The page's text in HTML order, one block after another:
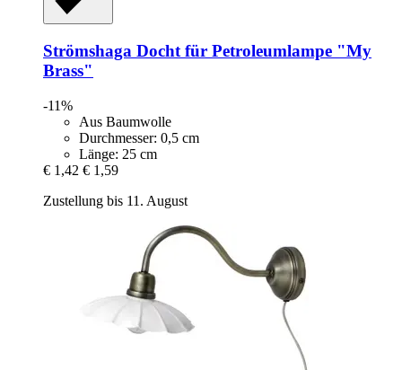
Strömshaga Docht für Petroleumlampe "My
Brass"
-11%
Aus Baumwolle
Durchmesser: 0,5 cm
Länge: 25 cm
€ 1,42 € 1,59
Zustellung bis 11. August